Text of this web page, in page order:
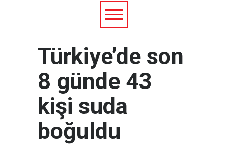
Türkiye’de son
8 günde 43
kişi suda
boğuldu